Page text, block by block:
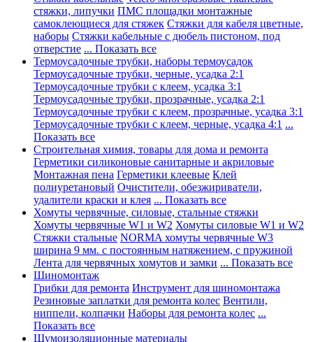
стяжки, липучки ПМС площадки монтажные
самоклеющиеся для стяжек Стяжки для кабеля цветные,
наборы Стяжки кабельные с дюбель пистоном, под
отверстие ... Показать все
Термоусадочные трубки, наборы термоусадок
Термоусадочные трубки, черные, усадка 2:1
Термоусадочные трубки с клеем, усадка 3:1
Термоусадочные трубки, прозрачные, усадка 2:1
Термоусадочные трубки с клеем, прозрачные, усадка 3:1
Термоусадочные трубки с клеем, черные, усадка 4:1 ...
Показать все
Строительная химия, товары для дома и ремонта
Герметики силиконовые санитарные и акриловые
Монтажная пена Герметики клеевые Клей
полиуретановый Очистители, обезжириватели,
удалители краски и клея ... Показать все
Хомуты червячные, силовые, стальные стяжки
Хомуты червячные W1 и W2 Хомуты силовые W1 и W2
Стяжки стальные NORMA хомуты червячные W3
ширина 9 мм. с постоянным натяжением, с пружиной
Лента для червячных хомутов и замки ... Показать все
Шиномонтаж
Грибки для ремонта Инструмент для шиномонтажа
Резиновые заплатки для ремонта колес Вентили,
ниппели, колпачки Наборы для ремонта колес ...
Показать все
Шумоизоляционные материалы